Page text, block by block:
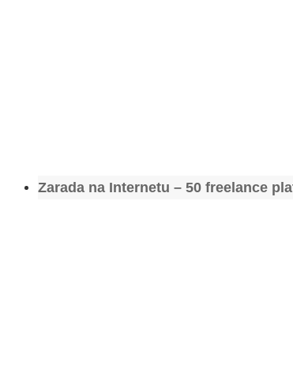
Zarada na Internetu – 50 freelance